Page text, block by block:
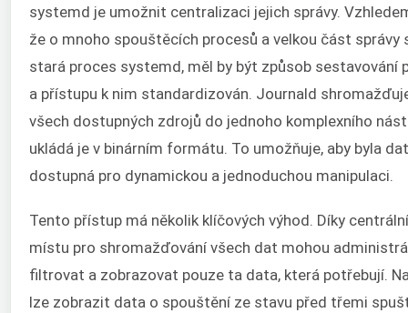
systemd je umožnit centralizaci jejich správy.
že o mnoho spouštěcích procesů a velkou část správy
stará proces systemd, měl by být způsob sestavování
a přístupu k nim standardizován. Journald
všech dostupných zdrojů do jednoho komplexního
ukládá je v binárním formátu. To umožňuje, aby byla
dostupná pro dynamickou a jednoduchou manipulaci.
Tento přístup má několik klíčových výhod. Díky
místu pro shromažďování všech dat mohou
filtrovat a zobrazovat pouze ta data, která potřebují.
lze zobrazit data o spouštění ze stavu před třemi